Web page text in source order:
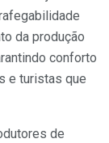
da produção
conforto
e turistas que
de